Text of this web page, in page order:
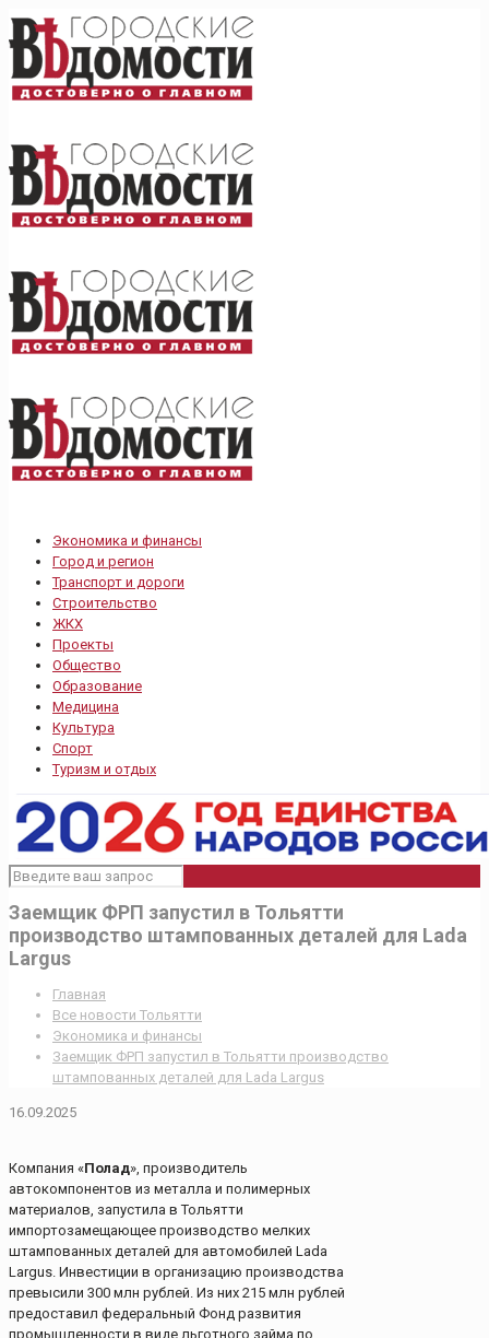
Экономика и финансы
Город и регион
Транспорт и дороги
Строительство
ЖКХ
Проекты
Общество
Образование
Медицина
Культура
Спорт
Туризм и отдых
Заемщик ФРП запустил в Тольятти
производство штампованных деталей для Lada
Largus
Главная
Все новости Тольятти
Экономика и финансы
Заемщик ФРП запустил в Тольятти производство
штампованных деталей для Lada Largus
16.09.2025
Компания «Полад», производитель
автокомпонентов из металла и полимерных
материалов, запустила в Тольятти
импортозамещающее производство мелких
штампованных деталей для автомобилей Lada
Largus. Инвестиции в организацию производства
превысили 300 млн рублей. Из них 215 млн рублей
предоставил федеральный Фонд развития
промышленности в виде льготного займа по